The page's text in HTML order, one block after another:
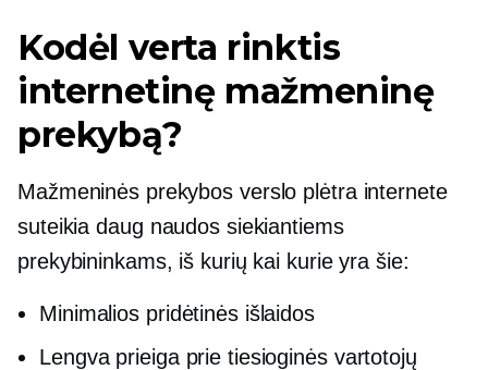
Kodėl verta rinktis
internetinę mažmeninę
prekybą?
Mažmeninės prekybos verslo plėtra internete
suteikia daug naudos siekiantiems
prekybininkams, iš kurių kai kurie yra šie:
Minimalios pridėtinės išlaidos
Lengva prieiga prie tiesioginės vartotojų